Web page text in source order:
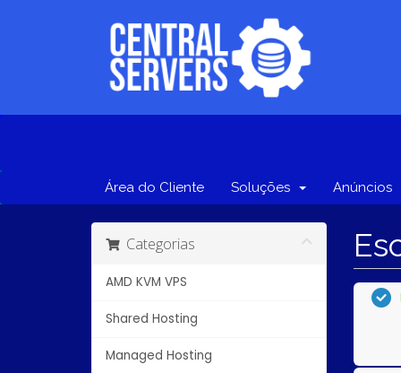
Área do Cliente Soluções Anúncios
Categorias
AMD KVM VPS
Shared Hosting
Managed Hosting